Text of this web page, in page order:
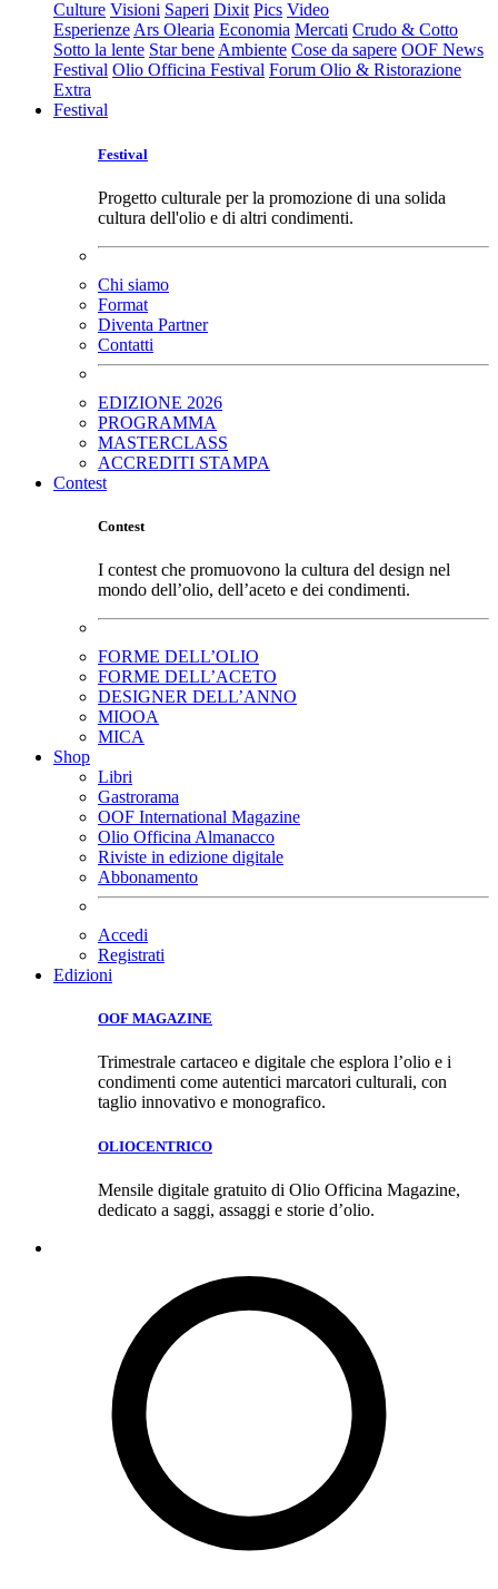
Culture Visioni Saperi Dixit Pics Video
Esperienze Ars Olearia Economia Mercati Crudo & Cotto
Sotto la lente Star bene Ambiente Cose da sapere OOF News
Festival Olio Officina Festival Forum Olio & Ristorazione
Extra
Festival
Festival
Progetto culturale per la promozione di una solida
cultura dell'olio e di altri condimenti.
Chi siamo
Format
Diventa Partner
Contatti
EDIZIONE 2026
PROGRAMMA
MASTERCLASS
ACCREDITI STAMPA
Contest
Contest
I contest che promuovono la cultura del design nel
mondo dell’olio, dell’aceto e dei condimenti.
FORME DELL’OLIO
FORME DELL’ACETO
DESIGNER DELL’ANNO
MIOOA
MICA
Shop
Libri
Gastrorama
OOF International Magazine
Olio Officina Almanacco
Riviste in edizione digitale
Abbonamento
Accedi
Registrati
Edizioni
OOF MAGAZINE
Trimestrale cartaceo e digitale che esplora l’olio e i
condimenti come autentici marcatori culturali, con
taglio innovativo e monografico.
OLIOCENTRICO
Mensile digitale gratuito di Olio Officina Magazine,
dedicato a saggi, assaggi e storie d’olio.